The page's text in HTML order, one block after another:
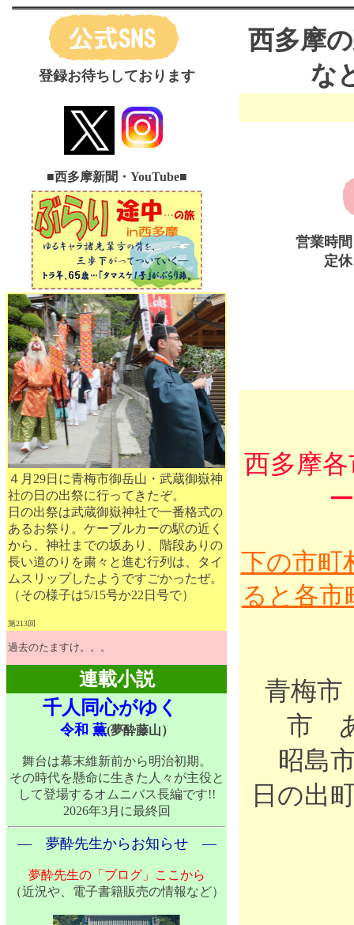
登録お待ちしております
■西多摩新聞・YouTube■
４月29日に青梅市御岳山・武蔵御嶽神
社の日の出祭に行ってきたぞ。
日の出祭は武蔵御嶽神社で一番格式の
あるお祭り。ケーブルカーの駅の近く
から、神社までの坂あり、階段ありの
長い道のりを粛々と進む行列は、タイ
ムスリップしたようですごかったぜ。
（その様子は5/15号か22日号で）
第213回
過去のたますけ。。。
連載小説
千人同心がゆく
令和 薫(夢酔藤山）
舞台は幕末維新前から明治初期。
その時代を懸命に生きた人々が主役と
して登場するオムニバス長編です!!
2026年3月に最終回
― 夢酔先生からお知らせ ―
夢酔先生の「ブログ」ここから
（近況や、電子書籍販売の情報など）
西多摩
な
営業時
定
西多摩
下の市町
ると各市
青梅市
市
昭島
日の出